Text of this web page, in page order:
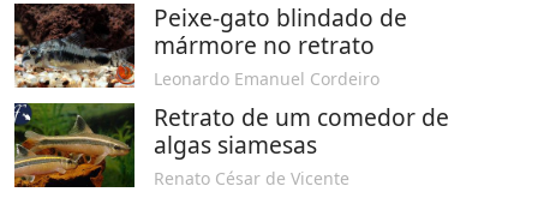
Peixe-gato blindado de
mármore no retrato
Leonardo Emanuel Cordeiro
Retrato de um comedor de
algas siamesas
Renato César de Vicente